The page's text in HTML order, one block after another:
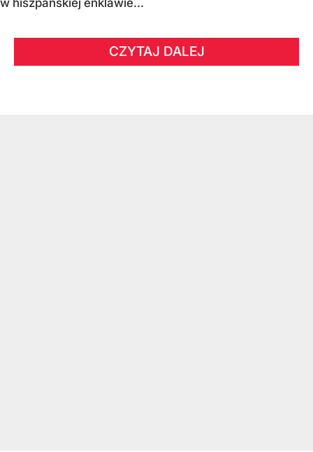
CZYTAJ DALEJ